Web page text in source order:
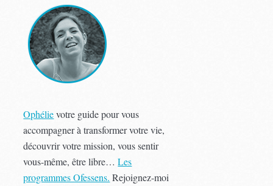
Ophélievotre guide pour vous
accompagner à transformer votre vie,
découvrir votre mission, vous sentir
vous-même, être libre…Les
programmes Ofessens. Rejoignez-moi